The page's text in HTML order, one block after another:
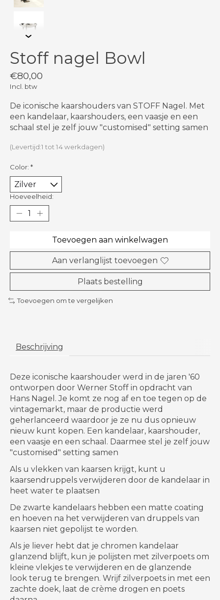
Stoff nagel Bowl
€80,00
Incl. btw
De iconische kaarshouders van STOFF Nagel. Met
een kandelaar, kaarshouders, een vaasje en een
schaal stel je zelf jouw "customised" setting samen
(Levertijd:1 tot 14 werkdagen)
Color: *
Hoeveelheid:
Toevoegen aan winkelwagen
Aan verlanglijst toevoegen
Plaats bestelling
Toevoegen om te vergelijken
Beschrijving
Deze iconische kaarshouder werd in de jaren '60
ontworpen door Werner Stoff in opdracht van
Hans Nagel. Je komt ze nog af en toe tegen op de
vintagemarkt, maar de productie werd
geherlanceerd waardoor je ze nu dus opnieuw
nieuw kunt kopen. Een kandelaar, kaarshouder,
een vaasje en een schaal. Daarmee stel je zelf jouw
"customised" setting samen
Als u vlekken van kaarsen krijgt, kunt u
kaarsendruppels verwijderen door de kandelaar in
heet water te plaatsen
De zwarte kandelaars hebben een matte coating
en hoeven na het verwijderen van druppels van
kaarsen niet gepolijst te worden.
Als je liever hebt dat je chromen kandelaar
glanzend blijft, kun je polijsten met zilverpoets om
kleine vlekjes te verwijderen en de glanzende
look terug te brengen. Wrijf zilverpoets in met een
zachte doek, laat de crème drogen en poets